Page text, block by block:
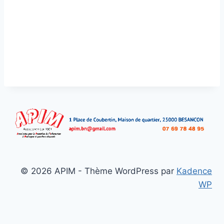
© 2026 APIM - Thème WordPress par Kadence
WP